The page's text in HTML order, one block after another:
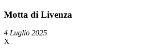
Motta di Livenza
4 Luglio 2025
X